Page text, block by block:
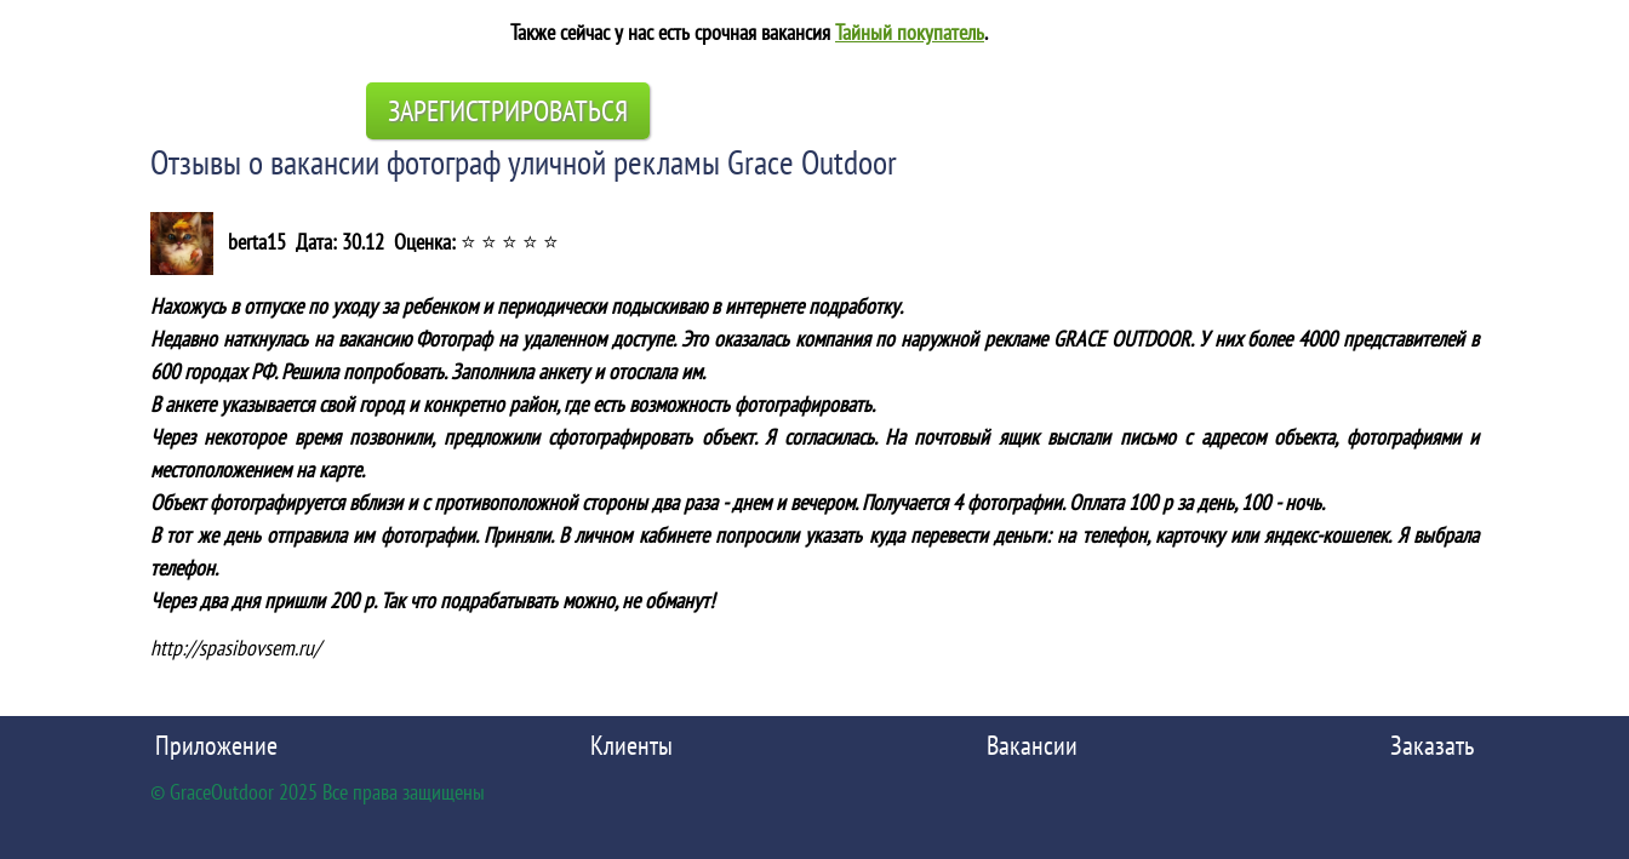
Также сейчас у нас есть срочная вакансияТайный покупатель.
ЗАРЕГИСТРИРОВАТЬСЯ
Отзывы о вакансии фотограф уличной рекламы Grace Outdoor
berta15 Дата: 30.12 Оценка: ⭐ ⭐ ⭐ ⭐ ⭐
Нахожусь в отпуске по уходу за ребенком и периодически подыскиваю в интернете подработку.
Недавно наткнулась на вакансию Фотограф на удаленном доступе. Это оказалась компания по наружной рекламе GRACE OUTDOOR. У них более 4000 представителей в
600 городах РФ. Решила попробовать. Заполнила анкету и отослала им.
В анкете указывается свой город и конкретно район, где есть возможность фотографировать.
Через некоторое время позвонили, предложили сфотографировать объект. Я согласилась. На почтовый ящик выслали письмо с адресом объекта, фотографиями и
местоположением на карте.
Объект фотографируется вблизи и с противоположной стороны два раза - днем и вечером. Получается 4 фотографии. Оплата 100 р за день, 100 - ночь.
В тот же день отправила им фотографии. Приняли. В личном кабинете попросили указать куда перевести деньги: на телефон, карточку или яндекс-кошелек. Я выбрала
телефон.
Через два дня пришли 200 р. Так что подрабатывать можно, не обманут!
http://spasibovsem.ru/
Приложение Клиенты Вакансии Заказать
© GraceOutdoor 2025 Все права защищены